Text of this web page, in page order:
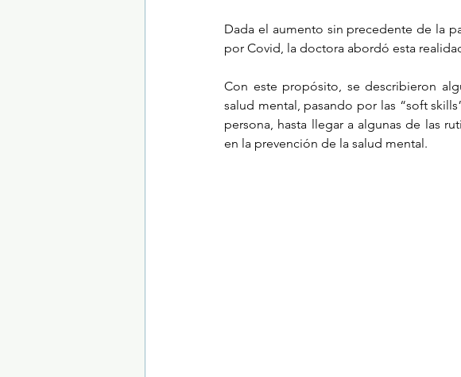
Trastornos de la conducta alimentar Infantil
Dada el aumento sin precedente de la
por Covid, la doctora abordó esta
Con este propósito, se describieron
salud mental, pasando por las “soft
persona, hasta llegar a algunas de las
en la prevención de la salud mental.